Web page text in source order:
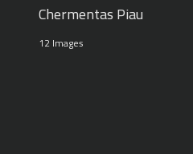
Chermentas Piau
12 Images